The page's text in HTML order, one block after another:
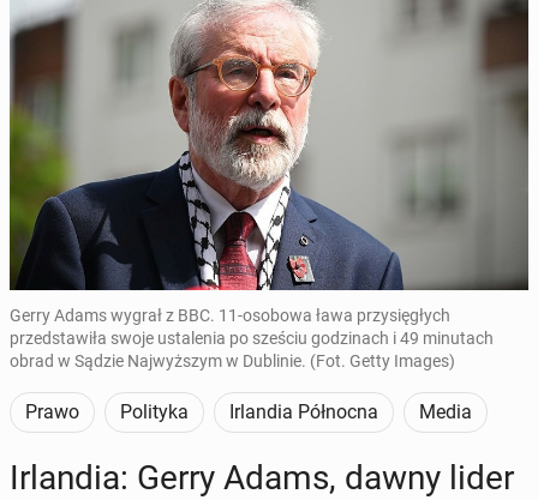
Gerry Adams wygrał z BBC. 11-osobowa ława przysięgłych
przedstawiła swoje ustalenia po sześciu godzinach i 49 minutach
obrad w Sądzie Najwyższym w Dublinie. (Fot. Getty Images)
Prawo Polityka Irlandia Północna Media
Ir­lan­dia: Gerry Adams, dawny lider